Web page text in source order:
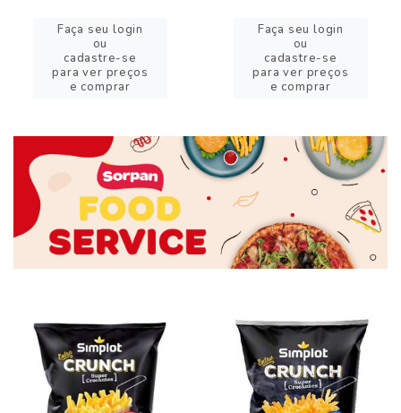
Faça seu login
ou
cadastre-se
para ver preços
e comprar
Faça seu login
ou
cadastre-se
para ver preços
e comprar